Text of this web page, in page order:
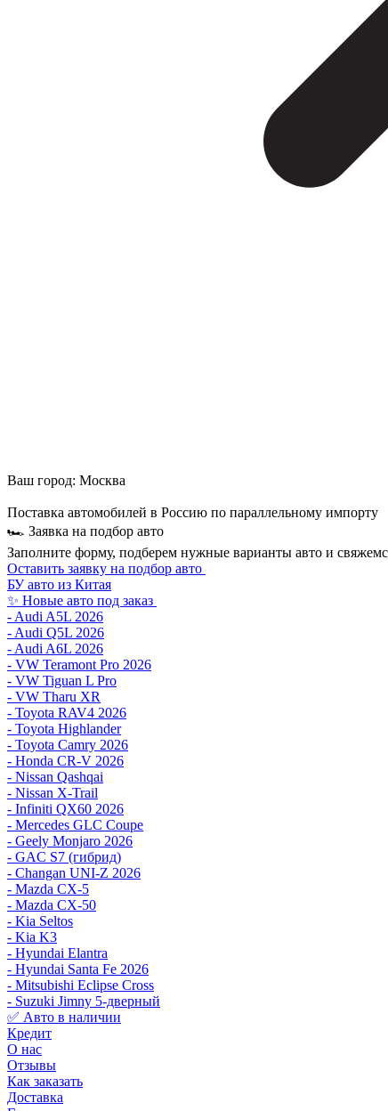
Ваш город: Москва
Поставка автомобилей в Россию по параллельному импорту
🏎 Заявка на подбор авто
Заполните форму, подберем нужные варианты авто и
Оставить заявку на подбор авто
БУ авто из Китая
✨ Новые авто под заказ
- Audi A5L 2026
- Audi Q5L 2026
- Audi A6L 2026
- VW Teramont Pro 2026
- VW Tiguan L Pro
- VW Tharu XR
- Toyota RAV4 2026
- Toyota Highlander
- Toyota Camry 2026
- Honda CR-V 2026
- Nissan Qashqai
- Nissan X-Trail
- Infiniti QX60 2026
- Mercedes GLC Coupe
- Geely Monjaro 2026
- GAC S7 (гибрид)
- Changan UNI-Z 2026
- Mazda CX-5
- Mazda CX-50
- Kia Seltos
- Kia K3
- Hyundai Elantra
- Hyundai Santa Fe 2026
- Mitsubishi Eclipse Cross
- Suzuki Jimny 5-дверный
✅ Авто в наличии
Кредит
О нас
Отзывы
Как заказать
Доставка